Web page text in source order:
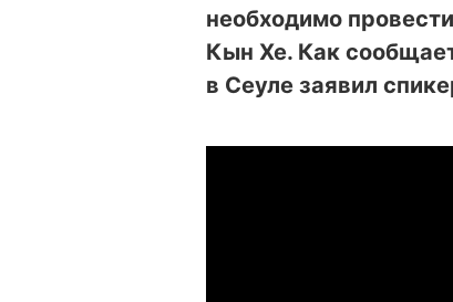
необходимо
Кын Хе. Как
в Сеуле заявил